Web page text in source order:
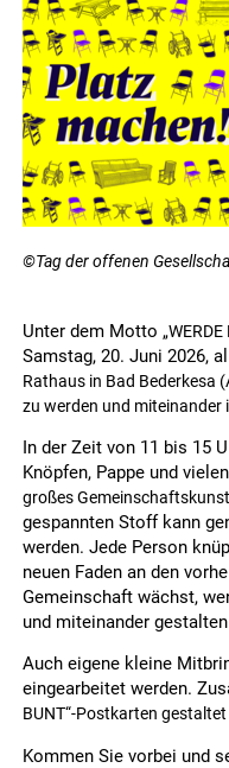
©Tag der offenen
Unter dem Motto „WERDE
Samstag, 20. Juni 2026,
Rathaus in Bad Bederkesa
zu werden und miteinander
In der Zeit von 11 bis 15
Knöpfen, Pappe und
großes
gespannten Stoff kann
werden. Jede Person
neuen Faden an den
Gemeinschaft wächst,
und miteinander
Auch eigene kleine
eingearbeitet werden.
BUNT“-Postkarten
Kommen Sie vorbei und